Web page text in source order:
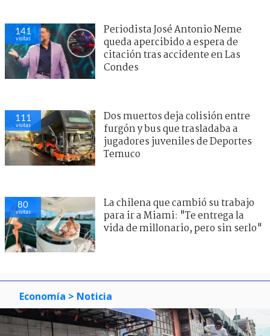
141
visitas
Periodista José Antonio Neme
queda apercibido a espera de
citación tras accidente en Las
Condes
111
visitas
Dos muertos deja colisión entre
furgón y bus que trasladaba a
jugadores juveniles de Deportes
Temuco
80
visitas
La chilena que cambió su trabajo
para ir a Miami: "Te entrega la
vida de millonario, pero sin serlo"
Economía > Noticia